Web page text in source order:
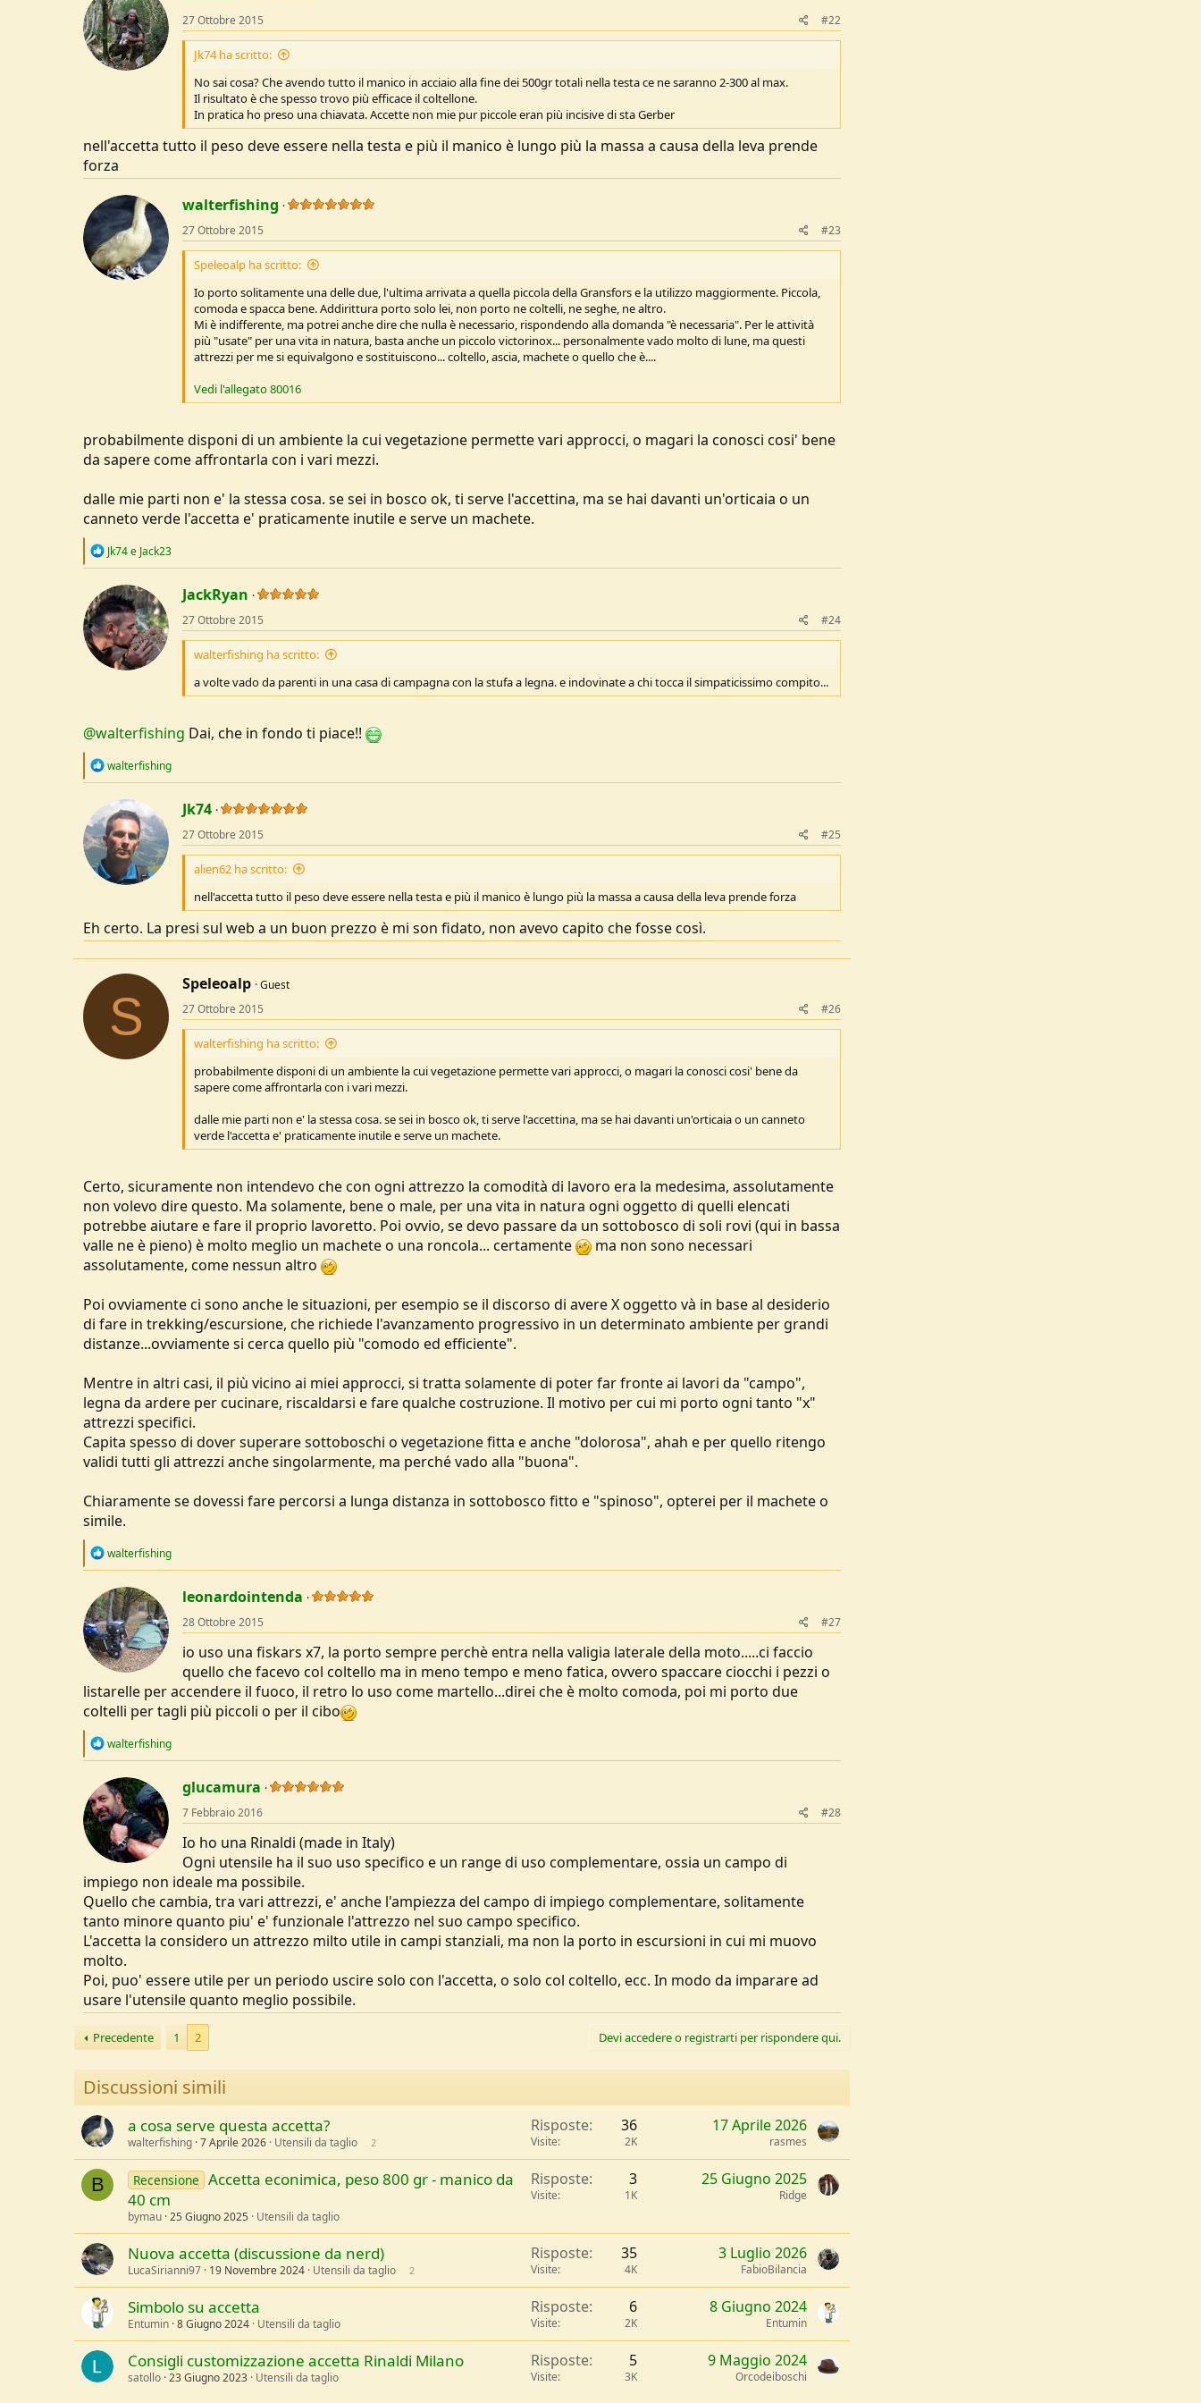
i
o
n
s
:
27 Ottobre 2015 #22
Jk74 ha scritto:
No sai cosa? Che avendo tutto il manico in acciaio alla fine dei 500gr totali nella testa ce ne saranno 2-300 al max.
Il risultato è che spesso trovo più efficace il coltellone.
In pratica ho preso una chiavata. Accette non mie pur piccole eran più incisive di sta Gerber
nell'accetta tutto il peso deve essere nella testa e più il manico è lungo più la massa a causa della leva prende
forza
walterfishing
27 Ottobre 2015 #23
Speleoalp ha scritto:
Io porto solitamente una delle due, l'ultima arrivata a quella piccola della Gransfors e la utilizzo maggiormente. Piccola,
comoda e spacca bene. Addirittura porto solo lei, non porto ne coltelli, ne seghe, ne altro.
Mi è indifferente, ma potrei anche dire che nulla è necessario, rispondendo alla domanda "è necessaria". Per le attività
più "usate" per una vita in natura, basta anche un piccolo victorinox... personalmente vado molto di lune, ma questi
attrezzi per me si equivalgono e sostituiscono... coltello, ascia, machete o quello che è....
Vedi l'allegato 80016
probabilmente disponi di un ambiente la cui vegetazione permette vari approcci, o magari la conosci cosi' bene
da sapere come affrontarla con i vari mezzi.
dalle mie parti non e' la stessa cosa. se sei in bosco ok, ti serve l'accettina, ma se hai davanti un'orticaia o un
canneto verde l'accetta e' praticamente inutile e serve un machete.
R
c
i
o
n
s
Jk74e Jack23
JackRyan
27 Ottobre 2015 #24
walterfishing ha scritto:
a volte vado da parenti in una casa di campagna con la stufa a legna. e indovinate a chi tocca il simpaticissimo compito...
@walterfishing Dai, che in fondo ti piace!!
R
c
t
i
o
s
walterfishing
Jk74
27 Ottobre 2015 #25
alien62 ha scritto:
nell'accetta tutto il peso deve essere nella testa e più il manico è lungo più la massa a causa della leva prende forza
Eh certo. La presi sul web a un buon prezzo è mi son fidato, non avevo capito che fosse così.
S
Speleoalp Guest
27 Ottobre 2015
#26
walterfishing ha scritto:
probabilmente disponi di un ambiente la cui vegetazione permette vari approcci, o magari la conosci cosi' bene da
sapere come affrontarla con i vari mezzi.
dalle mie parti non e' la stessa cosa. se sei in bosco ok, ti serve l'accettina, ma se hai davanti un'orticaia o un canneto
verde l'accetta e' praticamente inutile e serve un machete.
Certo, sicuramente non intendevo che con ogni attrezzo la comodità di lavoro era la medesima, assolutamente
non volevo dire questo. Ma solamente, bene o male, per una vita in natura ogni oggetto di quelli elencati
potrebbe aiutare e fare il proprio lavoretto. Poi ovvio, se devo passare da un sottobosco di soli rovi (qui in bassa
valle ne è pieno) è molto meglio un machete o una roncola... certamente
ma non sono necessari
assolutamente, come nessun altro
Poi ovviamente ci sono anche le situazioni, per esempio se il discorso di avere X oggetto và in base al desiderio
di fare in trekking/escursione, che richiede l'avanzamento progressivo in un determinato ambiente per grandi
distanze...ovviamente si cerca quello più "comodo ed efficiente".
Mentre in altri casi, il più vicino ai miei approcci, si tratta solamente di poter far fronte ai lavori da "campo",
legna da ardere per cucinare, riscaldarsi e fare qualche costruzione. Il motivo per cui mi porto ogni tanto "x"
attrezzi specifici.
Capita spesso di dover superare sottoboschi o vegetazione fitta e anche "dolorosa", ahah e per quello ritengo
validi tutti gli attrezzi anche singolarmente, ma perché vado alla "buona".
Chiaramente se dovessi fare percorsi a lunga distanza in sottobosco fitto e "spinoso", opterei per il machete o
simile.
R
c
t
i
o
n
s
walterfishing
leonardointenda
28 Ottobre 2015 #27
io uso una fiskars x7, la porto sempre perchè entra nella valigia laterale della moto.....ci faccio
quello che facevo col coltello ma in meno tempo e meno fatica, ovvero spaccare ciocchi i pezzi o
listarelle per accendere il fuoco, il retro lo uso come martello...direi che è molto comoda, poi mi porto due
coltelli per tagli più piccoli o per il cibo
R
c
t
i
o
n
s
walterfishing
glucamura
7 Febbraio 2016 #28
Io ho una Rinaldi (made in Italy)
Ogni utensile ha il suo uso specifico e un range di uso complementare, ossia un campo di
impiego non ideale ma possibile.
Quello che cambia, tra vari attrezzi, e' anche l'ampiezza del campo di impiego complementare, solitamente
tanto minore quanto piu' e' funzionale l'attrezzo nel suo campo specifico.
L'accetta la considero un attrezzo milto utile in campi stanziali, ma non la porto in escursioni in cui mi muovo
molto.
Poi, puo' essere utile per un periodo uscire solo con l'accetta, o solo col coltello, ecc. In modo da imparare ad
usare l'utensile quanto meglio possibile.
Precedente 1 2 Devi accedere o registrarti per rispondere qui.
Discussioni simili
a cosa serve questa accetta?
walterfishing 7 Aprile 2026 Utensili da taglio 2
Risposte 36
Visite 2K
17 Aprile 2026
rasmes
B Recensione Accetta econimica, peso 800 gr - manico da
40 cm
bymau 25 Giugno 2025 Utensili da taglio
Risposte 3
Visite 1K
25 Giugno 2025
Ridge
Nuova accetta (discussione da nerd)
LucaSirianni97 19 Novembre 2024 Utensili da taglio 2
Risposte 35
Visite 4K
3 Luglio 2026
FabioBilancia
Simbolo su accetta
Entumin 8 Giugno 2024 Utensili da taglio
Risposte 6
Visite 2K
8 Giugno 2024
Entumin
Consigli customizzazione accetta Rinaldi Milano
satollo 23 Giugno 2023 Utensili da taglio
Risposte 5
Visite 3K
9 Maggio 2024
Orcodeiboschi